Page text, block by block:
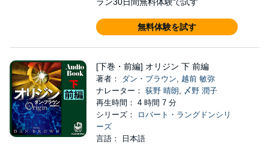
無料体験を試す
[下巻・前編] オリジン 下 前編
著者： ダン・ブラウン, 越前 敏弥
ナレーター： 荻野 晴朗, 〆野 潤子
再生時間： 4 時間 7 分
シリーズ：
ロバート・ラングドンシリ
ーズ
言語： 日本語